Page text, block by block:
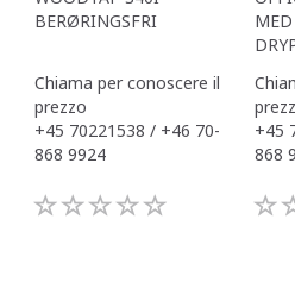
BERØRINGSFRI
Chiama per conoscere il
prezzo
+45 70221538 / +46 70-
868 9924
MED
+45
868